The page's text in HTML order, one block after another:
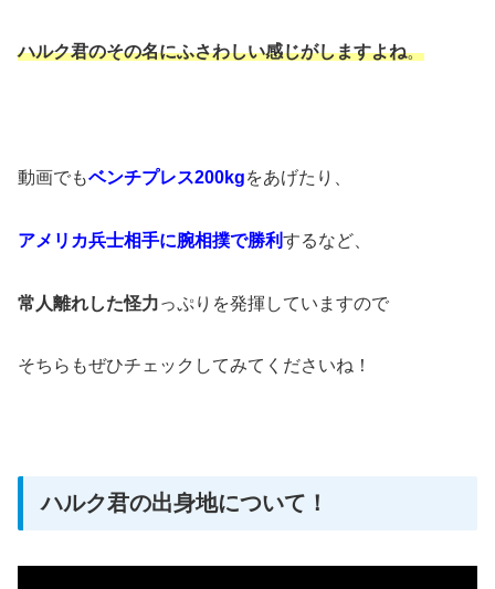
ハルク君のその名にふさわしい感じがしますよね。
動画でもベンチプレス200kgをあげたり、
アメリカ兵士相手に腕相撲で勝利するなど、
常人離れした怪力っぷりを発揮していますので
そちらもぜひチェックしてみてくださいね！
ハルク君の出身地について！